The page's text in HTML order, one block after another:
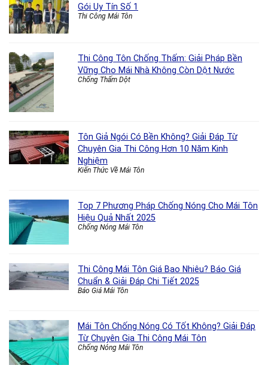
Gói Uy Tín Số 1
Thi Công Mái Tôn
Thi Công Tôn Chống Thấm: Giải Pháp Bền
Vững Cho Mái Nhà Không Còn Dột Nước
Chống Thấm Dột
Tôn Giả Ngói Có Bền Không? Giải Đáp Từ
Chuyên Gia Thi Công Hơn 10 Năm Kinh
Nghiệm
Kiến Thức Về Mái Tôn
Top 7 Phương Pháp Chống Nóng Cho Mái Tôn
Hiệu Quả Nhất 2025
Chống Nóng Mái Tôn
Thi Công Mái Tôn Giá Bao Nhiêu? Báo Giá
Chuẩn & Giải Đáp Chi Tiết 2025
Báo Giá Mái Tôn
Mái Tôn Chống Nóng Có Tốt Không? Giải Đáp
Từ Chuyên Gia Thi Công Mái Tôn
Chống Nóng Mái Tôn